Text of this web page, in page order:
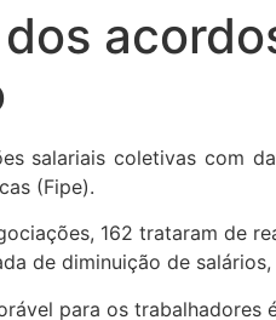
salariais coletivas com
(Fipe).
162 trataram de
de diminuição de
para os